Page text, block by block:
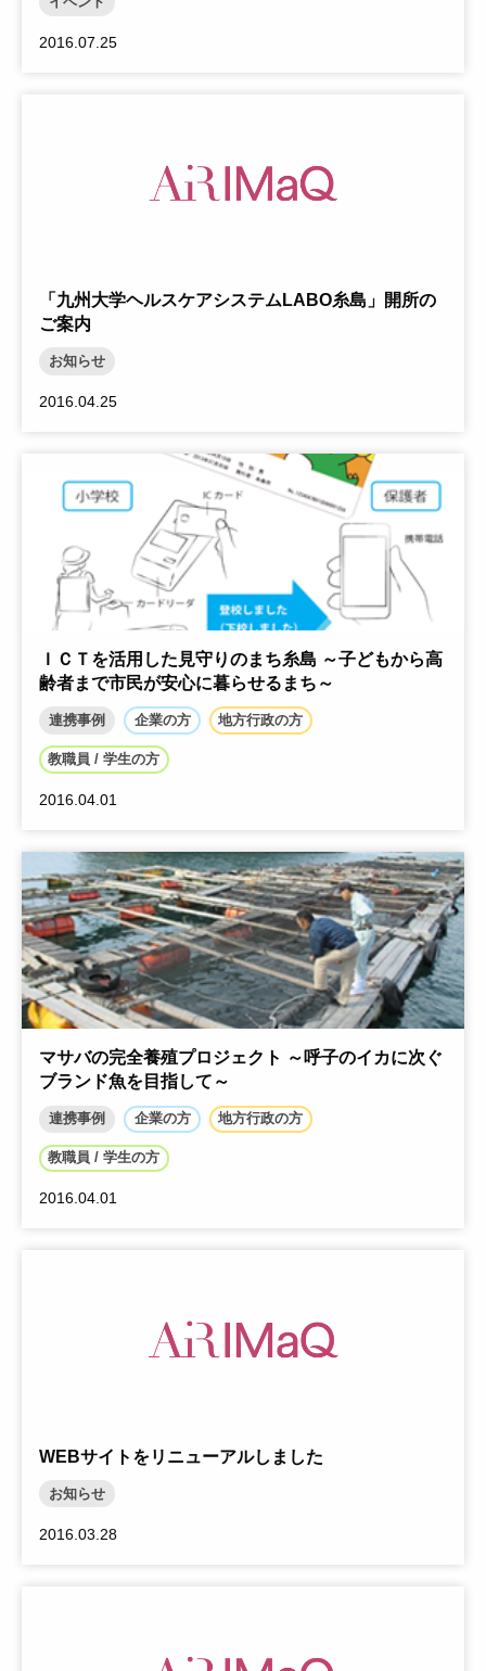
2016.07.25
「九州大学ヘルスケアシステムLABO糸島」開所の
ご案内
お知らせ
2016.04.25
ＩＣＴを活用した見守りのまち糸島 ～子どもから高
齢者まで市民が安心に暮らせるまち～
連携事例 企業の方 地方行政の方
教職員 / 学生の方
2016.04.01
マサバの完全養殖プロジェクト ～呼子のイカに次ぐ
ブランド魚を目指して～
連携事例 企業の方 地方行政の方
教職員 / 学生の方
2016.04.01
WEBサイトをリニューアルしました
お知らせ
2016.03.28